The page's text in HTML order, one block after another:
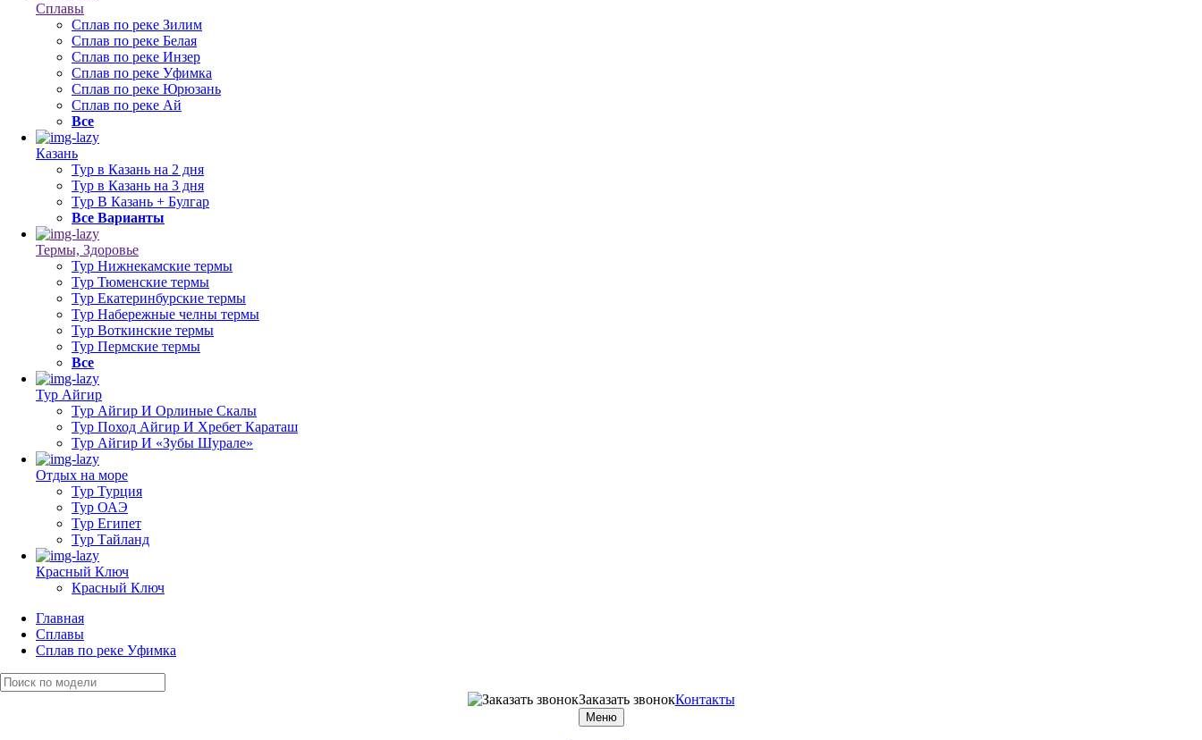
Сплавы
Сплав по реке Зилим
Сплав по реке Белая
Сплав по реке Инзер
Сплав по реке Уфимка
Сплав по реке Юрюзань
Сплав по реке Ай
Все
Казань
Тур в Казань на 2 дня
Тур в Казань на 3 дня
Тур В Казань + Булгар
Все Варианты
Термы, Здоровье
Тур Нижнекамские термы
Тур Тюменские термы
Тур Екатеринбурские термы
Тур Набережные челны термы
Тур Воткинские термы
Тур Пермские термы
Все
Тур Айгир
Тур Айгир И Орлиные Скалы
Тур Поход Айгир И Хребет Караташ
Тур Айгир И «Зубы Шурале»
Отдых на море
Тур Турция
Тур ОАЭ
Тур Египет
Тур Тайланд
Красный Ключ
Красный Ключ
Главная
Сплавы
Сплав по реке Уфимка
Заказать звонокКонтакты
Меню